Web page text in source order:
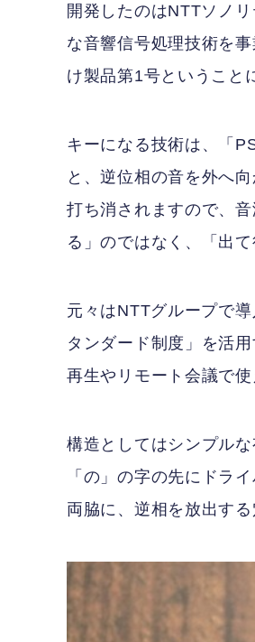
開発したのはNTTソノ
な音響信号処理技術を
け製品第1号ということ
キーになる技術は、「
と、逆位相の音を外へ
打ち消されますので、
る」のではなく、「出
元々はNTTグループで
タンダード制度」を活
再生やリモート会議で
構造としてはシンプル
「の」の字の先にドラ
両脇に、逆相を放出する